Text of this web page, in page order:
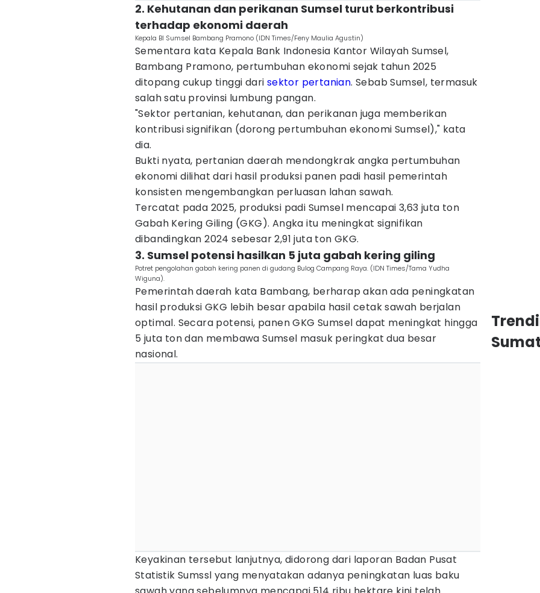
2. Kehutanan dan perikanan Sumsel turut berkontribusi
terhadap ekonomi daerah
Kepala BI Sumsel Bambang Pramono (IDN Times/Feny Maulia Agustin)
Sementara kata Kepala Bank Indonesia Kantor Wilayah Sumsel,
Bambang Pramono, pertumbuhan ekonomi sejak tahun 2025
ditopang cukup tinggi dari sektor pertanian. Sebab Sumsel, termasuk
salah satu provinsi lumbung pangan.
"Sektor pertanian, kehutanan, dan perikanan juga memberikan
kontribusi signifikan (dorong pertumbuhan ekonomi Sumsel)," kata
dia.
Bukti nyata, pertanian daerah mendongkrak angka pertumbuhan
ekonomi dilihat dari hasil produksi panen padi hasil pemerintah
konsisten mengembangkan perluasan lahan sawah.
Tercatat pada 2025, produksi padi Sumsel mencapai 3,63 juta ton
Gabah Kering Giling (GKG). Angka itu meningkat signifikan
dibandingkan 2024 sebesar 2,91 juta ton GKG.
3. Sumsel potensi hasilkan 5 juta gabah kering giling
Potret pengolahan gabah kering panen di gudang Bulog Campang Raya. (IDN Times/Tama Yudha
Wiguna).
Pemerintah daerah kata Bambang, berharap akan ada peningkatan
hasil produksi GKG lebih besar apabila hasil cetak sawah berjalan
optimal. Secara potensi, panen GKG Sumsel dapat meningkat hingga
5 juta ton dan membawa Sumsel masuk peringkat dua besar
nasional.
Keyakinan tersebut lanjutnya, didorong dari laporan Badan Pusat
Statistik Sumssl yang menyatakan adanya peningkatan luas baku